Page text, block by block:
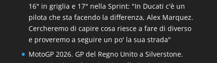
16° in griglia e 17° nella Sprint: "In Ducati c'è un
pilota che sta facendo la differenza, Alex Marquez.
Cercheremo di capire cosa riesce a fare di diverso
e proveremo a seguire un po' la sua strada"
MotoGP 2026. GP del Regno Unito a Silverstone.